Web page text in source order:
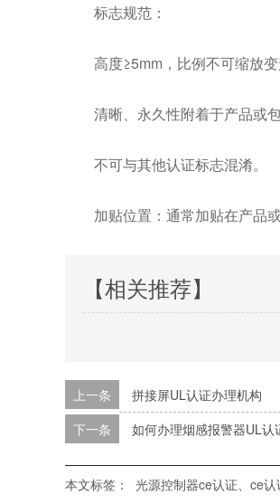
标志规范：
高度≥5mm，比例不可缩放变
清晰、永久性附着于产品或包
不可与其他认证标志混淆。
加贴位置：通常加贴在产品
【相关推荐】
上一条
拼接屏UL认证办理机构
下一条 如何办理烟感报警器UL认
本文标签： 光源控制器ce认证、ce认